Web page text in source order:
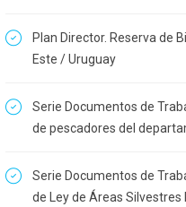
Plan Director. Reserva de
Este / Uruguay
Serie Documentos de
de pescadores del
Serie Documentos de
de Ley de Áreas Silvestres